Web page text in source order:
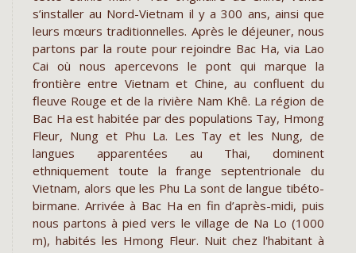
s’installer au Nord-Vietnam il y a 300 ans, ainsi que
leurs mœurs traditionnelles. Après le déjeuner, nous
partons par la route pour rejoindre Bac Ha, via Lao
Cai où nous apercevons le pont qui marque la
frontière entre Vietnam et Chine, au confluent du
fleuve Rouge et de la rivière Nam Khê. La région de
Bac Ha est habitée par des populations Tay, Hmong
Fleur, Nung et Phu La. Les Tay et les Nung, de
langues apparentées au Thai, dominent
ethniquement toute la frange septentrionale du
Vietnam, alors que les Phu La sont de langue tibéto-
birmane. Arrivée à Bac Ha en fin d’après-midi, puis
nous partons à pied vers le village de Na Lo (1000
m), habités les Hmong Fleur. Nuit chez l'habitant à